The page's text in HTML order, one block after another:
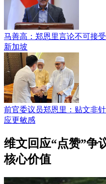
马善高：郑恩里言论不可接
新加坡
前官委议员郑恩里：贴文非
应更敏感
维文回应“点赞”争
核心价值